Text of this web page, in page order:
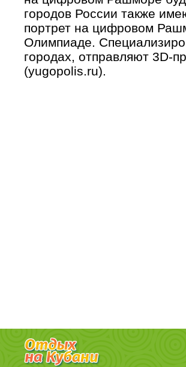
городов России также
портрет на цифровом
Олимпиаде.
городах, отправляют 3D-
(yugopolis.ru).